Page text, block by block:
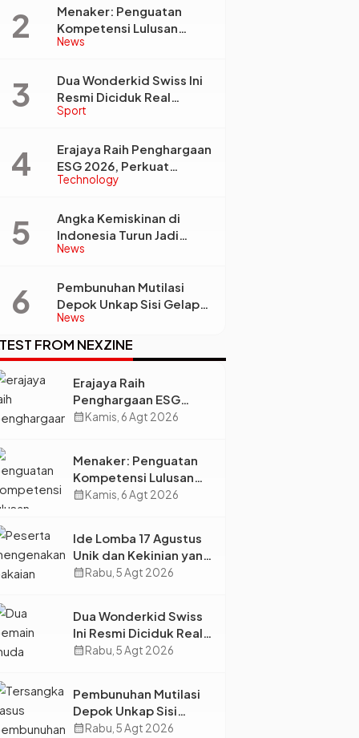
Sekadar Analisis
News
Menaker: Penguatan
Kompetensi Lulusan
Perguruan Tinggi Jadi
Kebutuhan Dunia Kerja
Sport
Dua Wonderkid Swiss Ini
Resmi Diciduk Real
Madrid dan Juventus,
Eropa
Technology
Erajaya Raih Penghargaan
ESG 2026, Perkuat
Circular Economy Lewat
Berkelanjutan
News
Angka Kemiskinan di
Indonesia Turun Jadi
22,93 Juta Orang, Tapi
Desa dan Kota Malah
Makin Lebar?
News
Pembunuhan Mutilasi
Depok Unkap Sisi Gelap
Penjual Piscok Berdarah
Dingin
FROM NEXZINE
Erajaya Raih
Penghargaan ESG
2026, Perkuat Circular
Berkelanjutan
calendar_monthKamis, 6 Agt 2026
Menaker: Penguatan
Kompetensi Lulusan
Perguruan Tinggi Jadi
calendar_monthKamis, 6 Agt 2026
Ide Lomba 17 Agustus
Unik dan Kekinian yang
Dijamin Bikin Suasana
calendar_monthRabu, 5 Agt 2026
Dua Wonderkid Swiss
Ini Resmi Diciduk Real
Madrid dan Juventus,
calendar_monthRabu, 5 Agt 2026
Pembunuhan Mutilasi
Depok Unkap Sisi
Gelap Penjual Piscok
calendar_monthRabu, 5 Agt 2026